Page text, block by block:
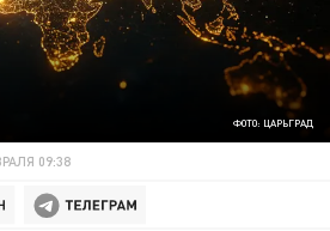
ФОТО: ЦАРЬГРАД
09:38